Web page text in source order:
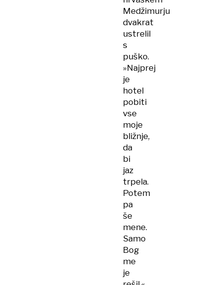
Medžimurju
dvakrat
ustrelil
s
puško.
»Najprej
je
hotel
pobiti
vse
moje
bližnje,
da
bi
jaz
trpela.
Potem
pa
še
mene.
Samo
Bog
me
je